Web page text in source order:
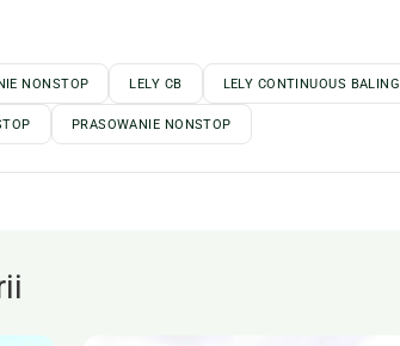
NONSTOP LELY CB LELY CONTINUOUS BALING
PRASOWANIE NONSTOP